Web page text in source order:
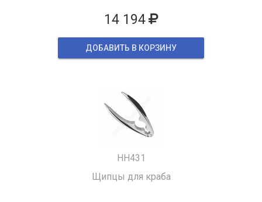
14 194
ДОБАВИТЬ В КОРЗИНУ
HH431
Щипцы для краба